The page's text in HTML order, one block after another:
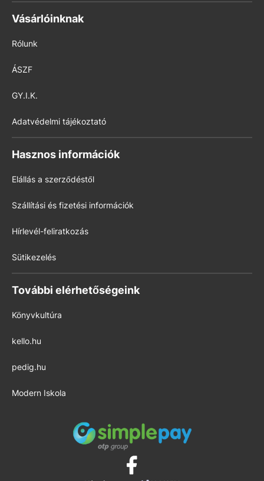
Vásárlóinknak
Rólunk
ÁSZF
GY.I.K.
Adatvédelmi tájékoztató
Hasznos információk
Elállás a szerződéstől
Szállítási és fizetési információk
Hírlevél-feliratkozás
Sütikezelés
További elérhetőségeink
Könyvkultúra
kello.hu
pedig.hu
Modern Iskola